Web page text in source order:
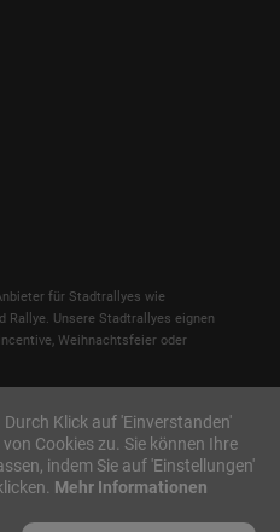
für Stadtrallyes wie
Rallye. Unsere Stadtrallyes eignen
Weihnachtsfeier oder
Klick auf 'Einverstanden'
Cookies zu. Sie können Ihre
indem Sie auf 'Einstellungen'
Mehr Informationen